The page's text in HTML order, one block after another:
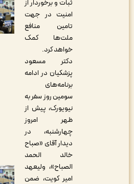
ثبات و برخوردار از
امنیت در جهت
تامین منافع
ملت‌ها کمک
خواهد کرد.
دکتر مسعود
پزشکیان در ادامه
برنامه‌های
سومین روز سفر به
نیویورک، پیش از
ظهر امروز
چهارشنبه، در
دیدار آقای «صباح
خالد الحمد
الصباح»، ولیعهد
امیر کویت، ضمن